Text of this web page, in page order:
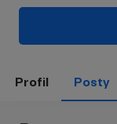
Profil Posty